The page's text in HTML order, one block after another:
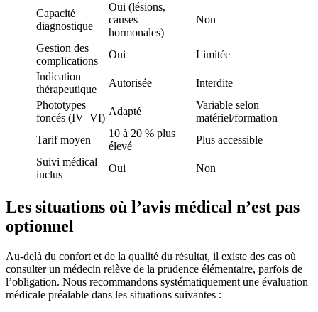
Capacité
diagnostique
Oui (lésions,
causes
hormonales)
Non
Gestion des
complications
Oui
Limitée
Indication
thérapeutique
Autorisée
Interdite
Phototypes
foncés (IV–VI)
Adapté
Variable selon
matériel/formation
Tarif moyen
10 à 20 % plus
élevé
Plus accessible
Suivi médical
inclus
Oui Non
Les situations où l’avis médical n’est pas
optionnel
Au-delà du confort et de la qualité du résultat, il existe des cas où
consulter un médecin relève de la prudence élémentaire, parfois de
l’obligation. Nous recommandons systématiquement une évaluation
médicale préalable dans les situations suivantes :